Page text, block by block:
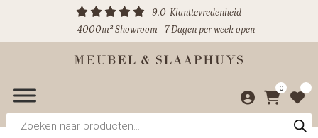
9.0 Klanttevredenheid
4000m² Showroom
7 Dagen per week open
0
Producten
zoeken